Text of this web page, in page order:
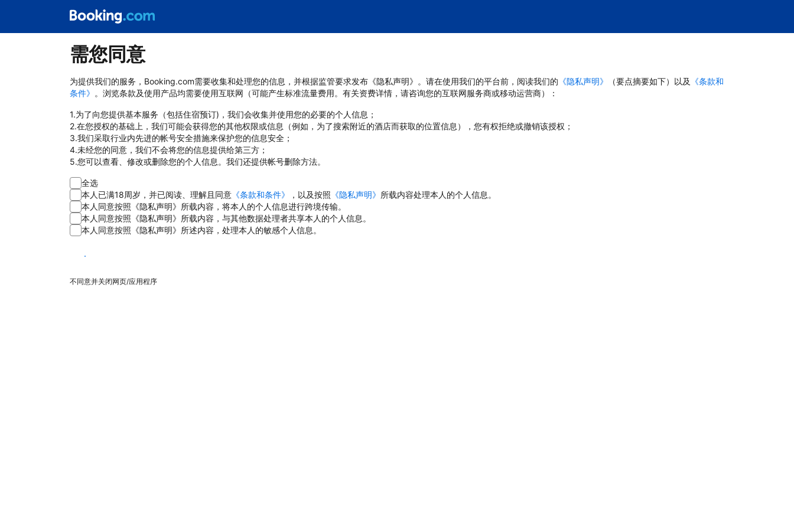
需您同意
为提供我们的服务，Booking.com需要收集和处理您的信息，并根据监管要求发布《隐私声明》。请在使用我们的平台前，阅读我们的 《隐私声明》 （要点摘要如下）以及 《条款和
条件》 。浏览条款及使用产品均需要使用互联网（可能产生标准流量费用。有关资费详情，请咨询您的互联网服务商或移动运营商）：
1.为了向您提供基本服务（包括住宿预订)，我们会收集并使用您的必要的个人信息；
2.在您授权的基础上，我们可能会获得您的其他权限或信息（例如，为了搜索附近的酒店而获取的位置信息），您有权拒绝或撤销该授权；
3.我们采取行业内先进的帐号安全措施来保护您的信息安全；
4.未经您的同意，我们不会将您的信息提供给第三方；
5.您可以查看、修改或删除您的个人信息。我们还提供帐号删除方法。
全选
本人已满18周岁，并已阅读、理解且同意 《条款和条件》 ，以及按照 《隐私声明》 所载内容处理本人的个人信息。
本人同意按照《隐私声明》所载内容，将本人的个人信息进行跨境传输。
本人同意按照《隐私声明》所载内容，与其他数据处理者共享本人的个人信息。
本人同意按照《隐私声明》所述内容，处理本人的敏感个人信息。
同意
不同意并关闭网页/应用程序